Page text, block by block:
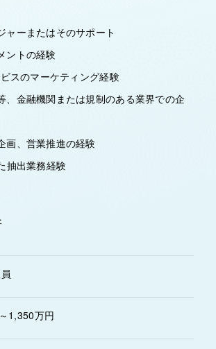
ャーまたはそのサポート
ントの経験
スのマーケティング経験
、金融機関または規制のある業界での企
画、営業推進の経験
抽出業務経験
1,350万円